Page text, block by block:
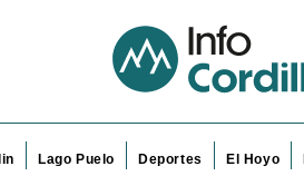
Lago Puelo Deportes El Hoyo